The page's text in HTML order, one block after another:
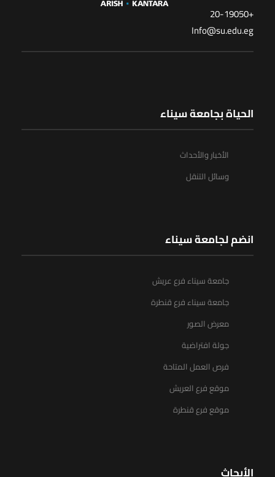
+20-19050
Info@su.edu.eg
الحياة بجامعة سيناء
الأخبار والأحداث
وسائل التنقل
انضم لجامعة سيناء
جامعة سيناء فرع عريش
جامعة سيناء فرع قنطرة
معرض الصور
جولة افتراضية
فرص العمل المتاحة
موقع فرع العريش
موقع فرع قنطرة
الأبحاث